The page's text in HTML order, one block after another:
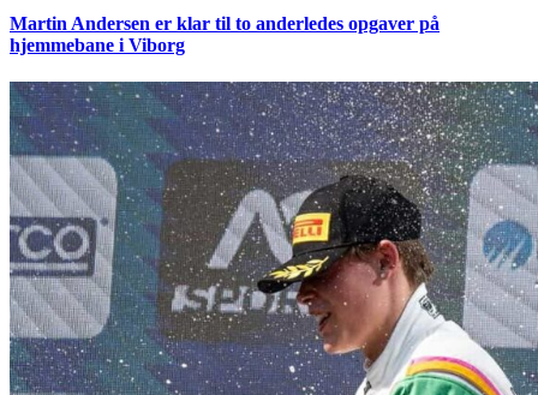
Martin Andersen er klar til to anderledes opgaver på
hjemmebane i Viborg